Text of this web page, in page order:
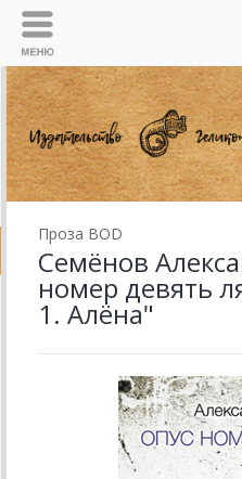
Проза BOD
Семёнов
номер девять
1. Алёна"